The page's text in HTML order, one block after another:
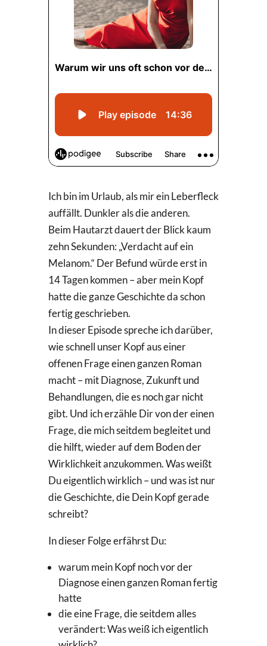
Ich bin im Urlaub, als mir ein Leberfleck
auffällt. Dunkler als die anderen.
Beim Hautarzt dauert der Blick kaum
zehn Sekunden: „Verdacht auf ein
Melanom.“ Der Befund würde erst in
14 Tagen kommen – aber mein Kopf
hatte die ganze Geschichte da schon
fertig geschrieben.
In dieser Episode spreche ich darüber,
wie schnell unser Kopf aus einer
offenen Frage einen ganzen Roman
macht – mit Diagnose, Zukunft und
Behandlungen, die es noch gar nicht
gibt. Und ich erzähle Dir von der einen
Frage, die mich seitdem begleitet und
die hilft, wieder auf dem Boden der
Wirklichkeit anzukommen. Was weißt
Du eigentlich wirklich – und was ist nur
die Geschichte, die Dein Kopf gerade
schreibt?
In dieser Folge erfährst Du:
warum mein Kopf noch vor der
Diagnose einen ganzen Roman fertig
hatte
die eine Frage, die seitdem alles
verändert: Was weiß ich eigentlich